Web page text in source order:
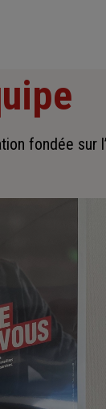
fondée sur